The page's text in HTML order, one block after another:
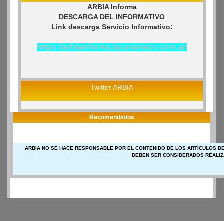
ARBIA Informa
DESCARGA DEL INFORMATIVO
Link descarga Servicio Informativo:
https://arbiainforma.lacorameco.com.ar/
Twitter ARBIA
Recomendados
ARBIA NO SE HACE RESPONSABLE POR EL CONTENIDO DE LOS ARTÍCULOS
DEBEN SER CONSIDERADOS